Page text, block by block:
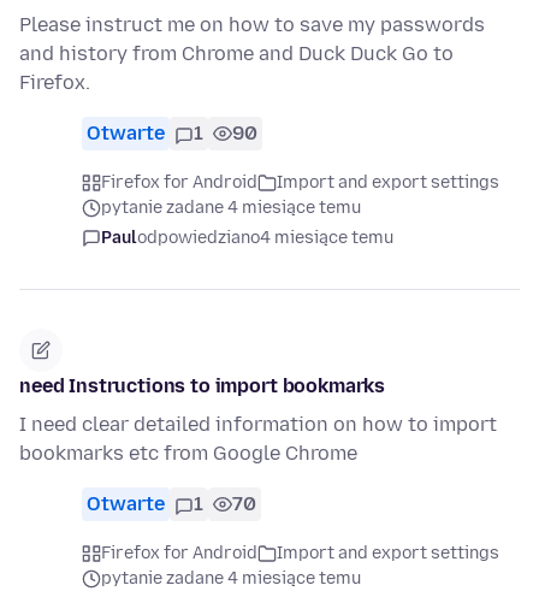
Please instruct me on how to save my passwords
and history from Chrome and Duck Duck Go to
Firefox.
Otwarte 1 90
Firefox for Android
Import and export settings
pytanie zadane 4 miesiące temu
Paulodpowiedziano4 miesiące temu
need Instructions to import bookmarks
I need clear detailed information on how to import
bookmarks etc from Google Chrome
Otwarte 1 70
Firefox for Android
Import and export settings
pytanie zadane 4 miesiące temu